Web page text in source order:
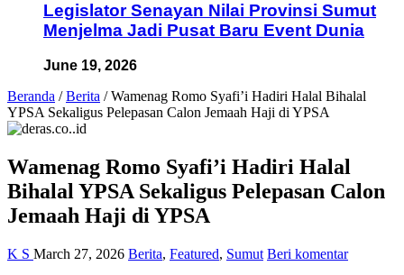
Legislator Senayan Nilai Provinsi Sumut
Menjelma Jadi Pusat Baru Event Dunia
June 19, 2026
Beranda / Berita / Wamenag Romo Syafi’i Hadiri Halal Bihalal
YPSA Sekaligus Pelepasan Calon Jemaah Haji di YPSA
Wamenag Romo Syafi’i Hadiri Halal
Bihalal YPSA Sekaligus Pelepasan Calon
Jemaah Haji di YPSA
K S March 27, 2026 Berita, Featured, Sumut Beri komentar